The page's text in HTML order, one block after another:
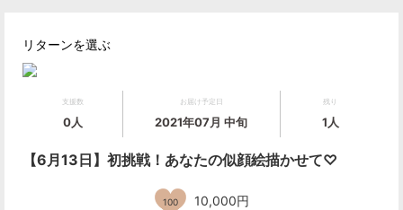
リターンを選ぶ
支援数
0人
お届け予定日
2021年07月 中旬
残り
1人
【6月13日】初挑戦！あなたの似顔絵描かせて♡
100 10,000円